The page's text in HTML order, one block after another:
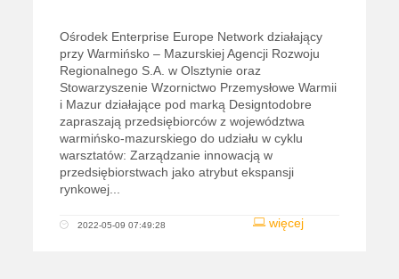
Ośrodek Enterprise Europe Network działający
przy Warmińsko – Mazurskiej Agencji Rozwoju
Regionalnego S.A. w Olsztynie oraz
Stowarzyszenie Wzornictwo Przemysłowe Warmii
i Mazur działające pod marką Designtodobre
zapraszają przedsiębiorców z województwa
warmińsko-mazurskiego do udziału w cyklu
warsztatów: Zarządzanie innowacją w
przedsiębiorstwach jako atrybut ekspansji
rynkowej...
więcej
2022-05-09 07:49:28